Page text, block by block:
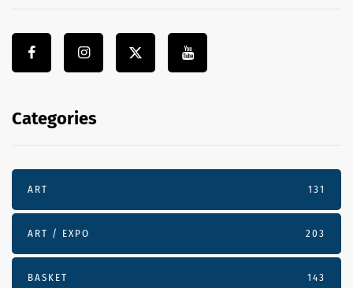
Categories
ART 131
ART / EXPO 203
BASKET 143